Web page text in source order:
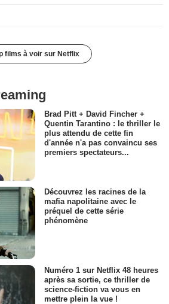
films à voir sur Netflix
Brad Pitt + David Fincher +
Quentin Tarantino : le thriller le
plus attendu de cette fin
d'année n'a pas convaincu ses
premiers spectateurs...
Découvrez les racines de la
mafia napolitaine avec le
préquel de cette série
phénomène
Numéro 1 sur Netflix 48 heures
après sa sortie, ce thriller de
science-fiction va vous en
mettre plein la vue !